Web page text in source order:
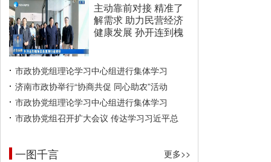
主动靠前对接 精准了
解需求 助力民营经济
健康发展 孙开连到槐
市政协党组理论学习中心组进行集体学习
济南市政协举行“协商共促 同心助农”活动
市政协党组理论学习中心组进行集体学习
市政协党组召开扩大会议 传达学习习近平总
一图千言 更多>>